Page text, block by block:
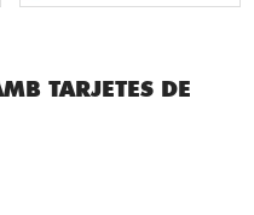
TARJETES DE